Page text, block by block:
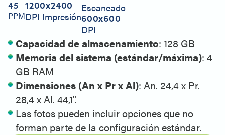
45
PPM
1200x2400
DPI Impresión
Escaneado
600x600
DPI
Capacidad de almacenamiento: 128 GB
Memoria del sistema (estándar/máxima): 4
GB RAM
Dimensiones (An x Pr x Al): An. 24,4 x Pr.
28,4 x Al. 44,1".
Las fotos pueden incluir opciones que no
forman parte de la configuración estándar.